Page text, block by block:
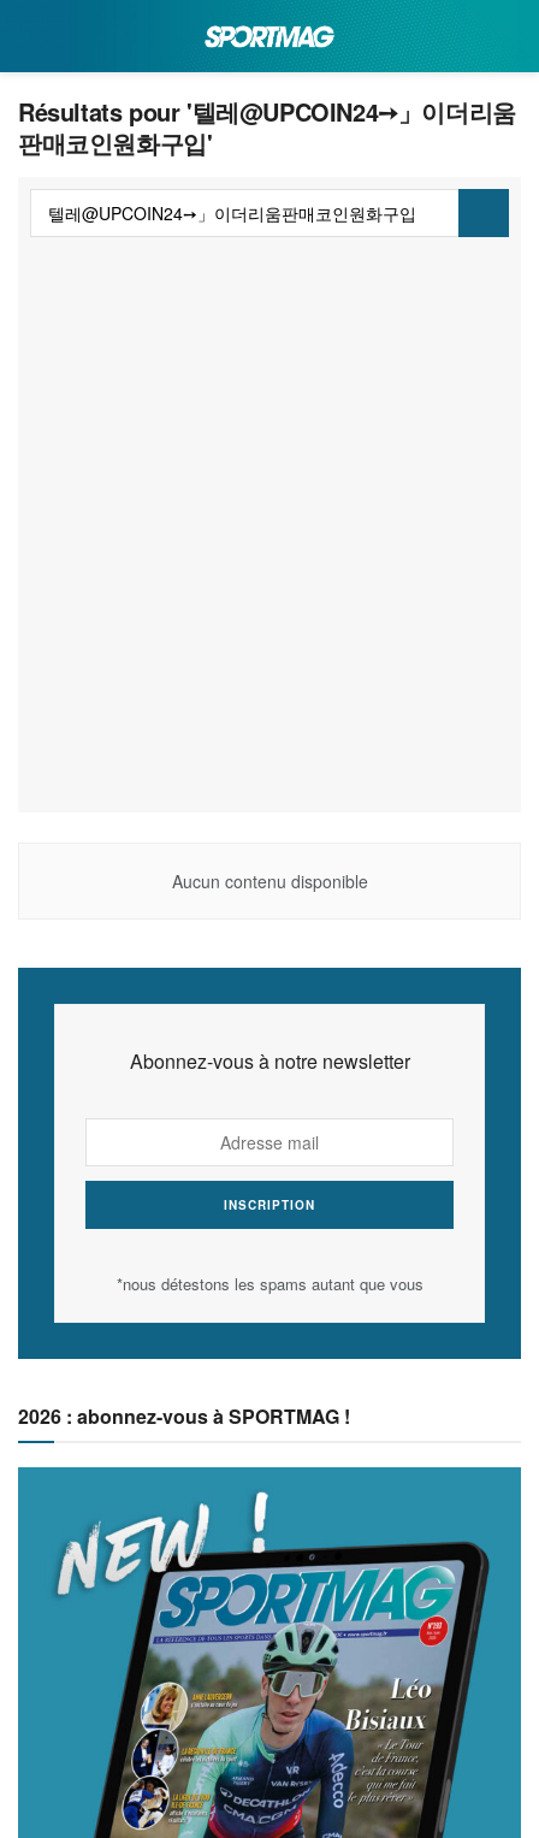
Résultats pour '텔레@UPCOIN24➙」이더리움
판매코인원화구입'
Aucun contenu disponible
Abonnez-vous à notre newsletter
*nous détestons les spams autant que vous
2026 : abonnez-vous à SPORTMAG !